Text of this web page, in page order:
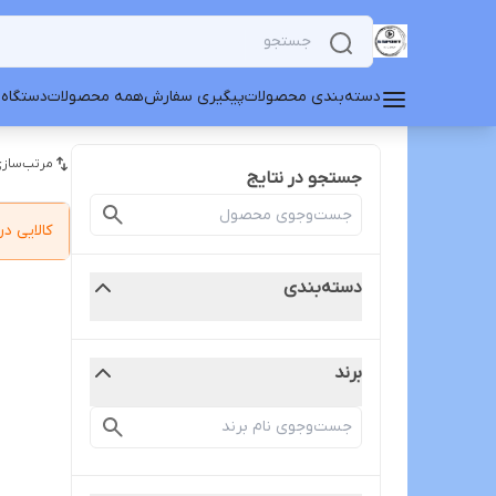
دسته‌بندی محصولاتپیگیری سفارشهمه محصولات
جستجو در نتایج
دسته‌بندی
برند